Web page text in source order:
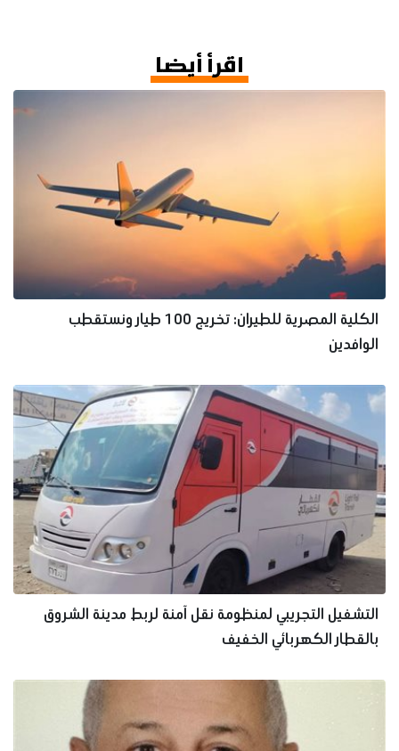
اقرأ أيضا
الكلية المصرية للطيران: تخريج 100 طيار ونستقطب
الوافدين
التشغيل التجريبي لمنظومة نقل آمنة لربط مدينة الشروق
بالقطار الكهربائي الخفيف